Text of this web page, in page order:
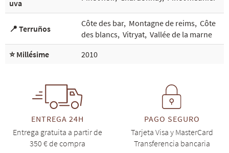
uva
📍 Terruños
Côte des bar, Montagne de reims, Côte
des blancs, Vitryat, Vallée de la marne
⭐ Millésime
2010
ENTREGA 24H
Entrega gratuita a partir de
350 € de compra
PAGO SEGURO
Tarjeta Visa y MasterCard
Transferencia bancaria